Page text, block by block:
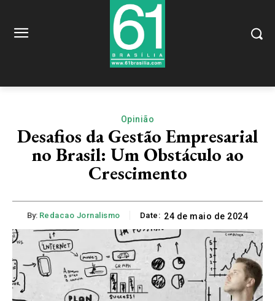
Opinião
Desafios da Gestão Empresarial
no Brasil: Um Obstáculo ao
Crescimento
By: Redacao Jornalismo Date: 24 de maio de 2024